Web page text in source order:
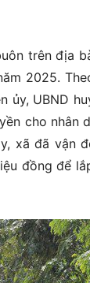
trên địa
2025.
UBND
cho nhân
xã đã vận
đồng để